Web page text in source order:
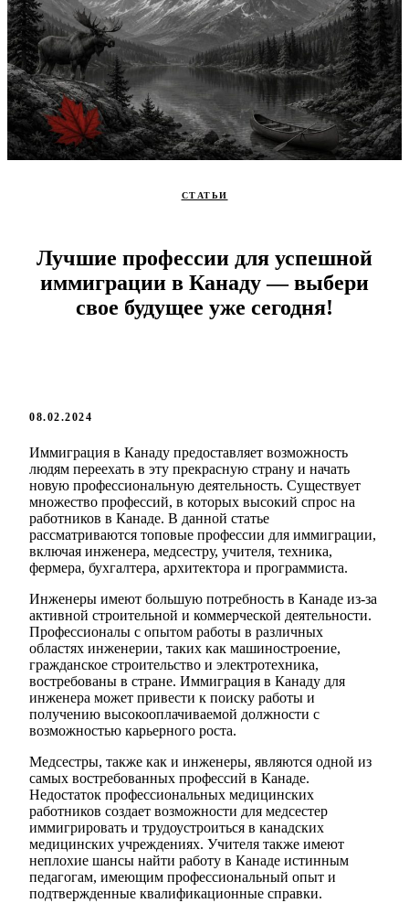
СТАТЬИ
Лучшие профессии для успешной
иммиграции в Канаду — выбери
свое будущее уже сегодня!
08.02.2024
Иммиграция в Канаду предоставляет возможность
людям переехать в эту прекрасную страну и начать
новую профессиональную деятельность. Существует
множество профессий, в которых высокий спрос на
работников в Канаде. В данной статье
рассматриваются топовые профессии для иммиграции,
включая инженера, медсестру, учителя, техника,
фермера, бухгалтера, архитектора и программиста.
Инженеры имеют большую потребность в Канаде из-за
активной строительной и коммерческой деятельности.
Профессионалы с опытом работы в различных
областях инженерии, таких как машиностроение,
гражданское строительство и электротехника,
востребованы в стране. Иммиграция в Канаду для
инженера может привести к поиску работы и
получению высокооплачиваемой должности с
возможностью карьерного роста.
Медсестры, также как и инженеры, являются одной из
самых востребованных профессий в Канаде.
Недостаток профессиональных медицинских
работников создает возможности для медсестер
иммигрировать и трудоустроиться в канадских
медицинских учреждениях. Учителя также имеют
неплохие шансы найти работу в Канаде истинным
педагогам, имеющим профессиональный опыт и
подтвержденные квалификационные справки.